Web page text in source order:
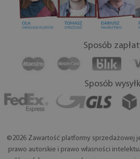
Sposób
Sposób
©2026 Zawartość platformy sprzedażowej
prawo autorskie i prawo własności